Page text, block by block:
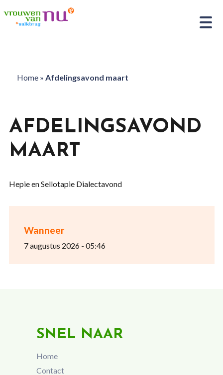
Home» Afdelingsavond maart
Wanneer
7 augustus 2026 - 05:46
AFDELINGSAVOND
MAART
Hepie en Sellotapie Dialectavond
SNEL NAAR
Home
Contact